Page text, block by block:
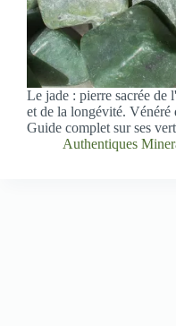
Le jade : pierre sacrée de
et de la longévité. Vénéré
Guide complet sur ses
Authentiques